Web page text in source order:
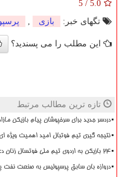
5.0
/
5
تگهای خبر:
بازی ,
این مطلب را می پسندید؟
تازه ترین مطالب مرتبط
دردسر جدید برای سرخپوشان پیام بازیکن
نتیجه گیری تیم فوتبال امید اهمیت ویژه ای
۲۴ بازیکن به اردوی تیم ملی فوتسال زنان دعوت شدند
دروازه بان سابق پرسپولیس به صنعت نفت